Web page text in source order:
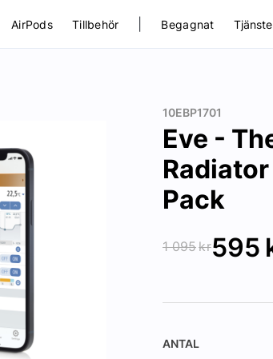
AirPods Tillbehör Begagnat
10EBP1701
Eve -
Pack
1 095kr595
ANTAL